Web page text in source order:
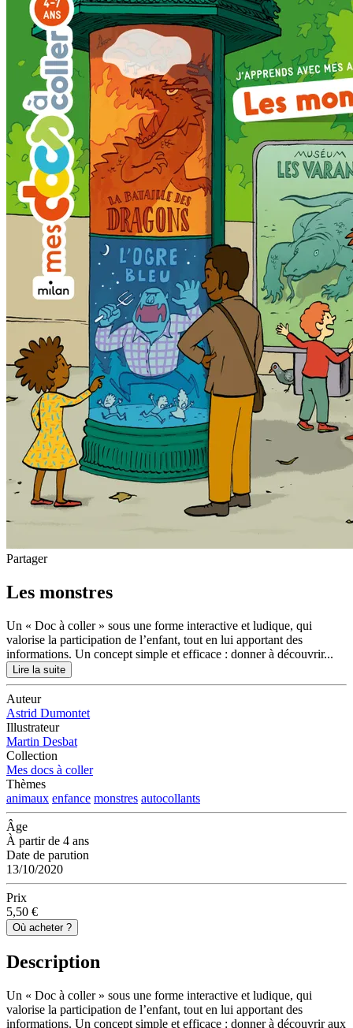
Partager
Les monstres
Un « Doc à coller » sous une forme interactive et ludique, qui
valorise la participation de l’enfant, tout en lui apportant des
informations. Un concept simple et efficace : donner à découvrir...
Lire la suite
Auteur
Astrid Dumontet
Illustrateur
Martin Desbat
Collection
Mes docs à coller
Thèmes
animaux enfance monstres autocollants
Âge
À partir de 4 ans
Date de parution
13/10/2020
Prix
5,50 €
Où acheter ?
Description
Un « Doc à coller » sous une forme interactive et ludique, qui
valorise la participation de l’enfant, tout en lui apportant des
informations. Un concept simple et efficace : donner à découvrir aux